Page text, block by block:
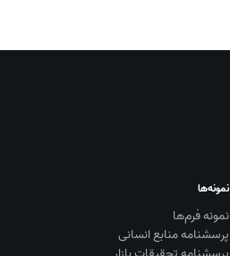
نمونه‌ها
نمونه فرم‌ها
پرسشنامه منابع انسانی